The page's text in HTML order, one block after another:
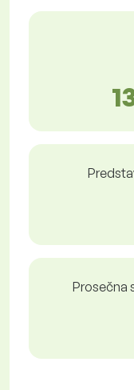
Prosečna